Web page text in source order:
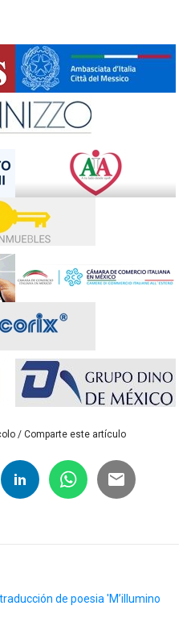
/ Comparte este artículo
de poesia 'M’illumino